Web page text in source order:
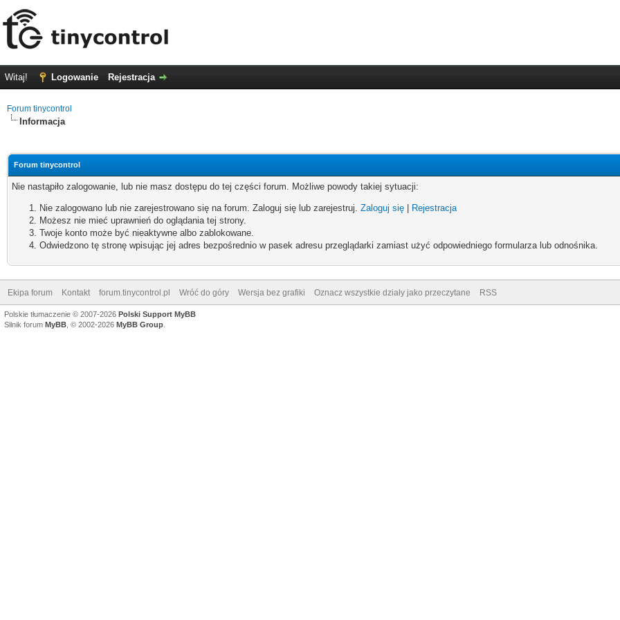
Witaj! Logowanie Rejestracja
Forum tinycontrol
Informacja
Forum tinycontrol
Nie nastąpiło zalogowanie, lub nie masz dostępu do tej części forum. Możliwe powody takiej sytuacji:
Nie zalogowano lub nie zarejestrowano się na forum. Zaloguj się lub zarejestruj. Zaloguj się
Rejestracja
Możesz nie mieć uprawnień do oglądania tej strony.
Twoje konto może być nieaktywne albo zablokowane.
Odwiedzono tę stronę wpisując jej adres bezpośrednio w pasek adresu przeglądarki zamiast użyć odpowiedniego formularza lub odnośnika.
Ekipa forum Kontakt forum.tinycontrol.pl Wróć do góry Wersja bez grafiki Oznacz wszystkie działy jako przeczytane RSS
Polskie tłumaczenie © 2007-2026 Polski Support MyBB
Silnik forum MyBB , © 2002-2026 MyBB Group